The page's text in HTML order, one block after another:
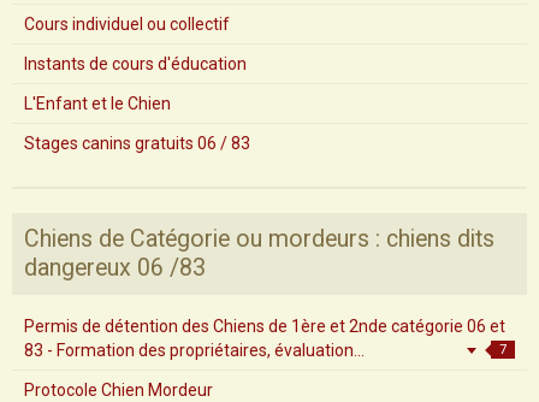
Cours individuel ou collectif
Instants de cours d'éducation
L'Enfant et le Chien
Stages canins gratuits 06 / 83
Chiens de Catégorie ou mordeurs : chiens dits
dangereux 06 /83
Permis de détention des Chiens de 1ère et 2nde catégorie 06 et
83 - Formation des propriétaires, évaluation...
7
Protocole Chien Mordeur